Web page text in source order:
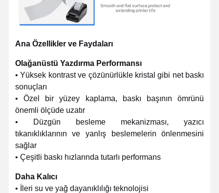
Ana Özellikler ve Faydaları
Olağanüstü Yazdırma Performansı
• Yüksek kontrast ve çözünürlükle kristal gibi net baskı
sonuçları
• Özel bir yüzey kaplama, baskı başının ömrünü
önemli ölçüde uzatır
• Düzgün besleme mekanizması, yazıcı
tıkanıklıklarının ve yanlış beslemelerin önlenmesini
sağlar
• Çeşitli baskı hızlarında tutarlı performans
Daha Kalıcı
• İleri su ve yağ dayanıklılığı teknolojisi